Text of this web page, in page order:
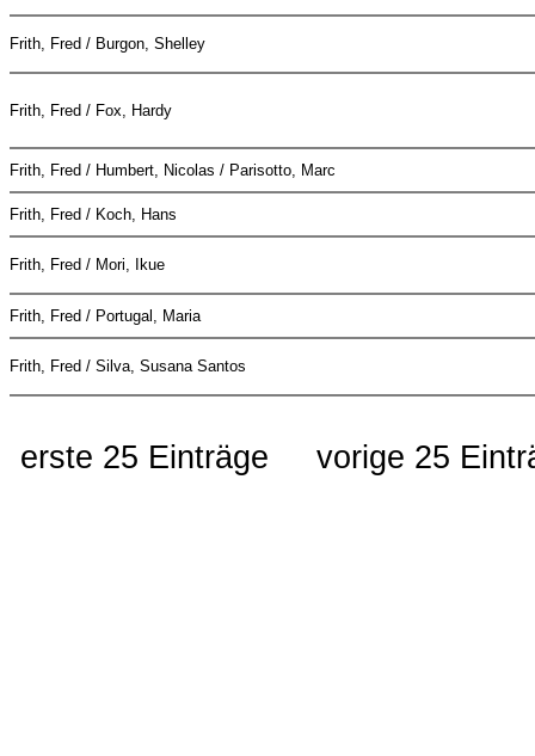
Frith, Fred / Burgon, Shelley
Frith, Fred / Fox, Hardy
Frith, Fred / Humbert, Nicolas / Parisotto, Marc
Frith, Fred / Koch, Hans
Frith, Fred / Mori, Ikue
Frith, Fred / Portugal, Maria
Frith, Fred / Silva, Susana Santos
erste 25 Einträge vorige 25